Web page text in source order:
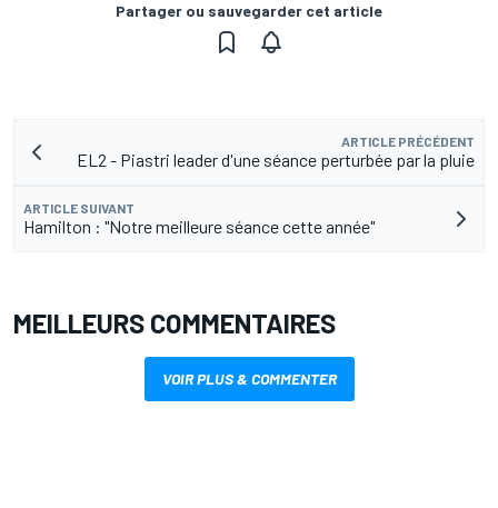
Partager ou sauvegarder cet article
ARTICLE PRÉCÉDENT
EL2 - Piastri leader d'une séance perturbée par la pluie
ARTICLE SUIVANT
Hamilton : "Notre meilleure séance cette année"
MEILLEURS COMMENTAIRES
VOIR PLUS & COMMENTER